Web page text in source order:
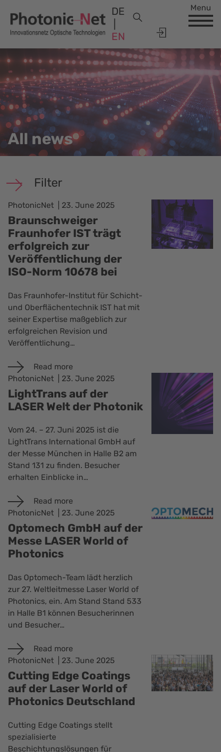
DE
EN
Menu
All news
Filter
PhotonicNet 23. June 2025
Braunschweiger
Fraunhofer IST trägt
erfolgreich zur
Veröffentlichung der
ISO-Norm 10678 bei
Das Fraunhofer-Institut für Schicht-
und Oberflächentechnik IST hat mit
seiner Expertise maßgeblich zur
erfolgreichen Revision und
Veröffentlichung…
Read more
PhotonicNet
23. June 2025
LightTrans auf der
LASER Welt der Photonik
Vom 24. – 27. Juni 2025 ist die
LightTrans International GmbH auf
der Messe München in Halle B2 am
Stand 131 zu finden. Besucher
erhalten Einblicke in…
Read more
PhotonicNet
23. June 2025
Optomech GmbH auf der
Messe LASER World of
Photonics
Das Optomech-Team lädt herzlich
zur 27. Weltleitmesse Laser World of
Photonics, ein. Am Stand Stand 533
in Halle B1 können Besucherinnen
und Besucher…
Read more
PhotonicNet
23. June 2025
Cutting Edge Coatings
auf der Laser World of
Photonics Deutschland
Cutting Edge Coatings stellt
spezialisierte
Beschichtungslösungen für